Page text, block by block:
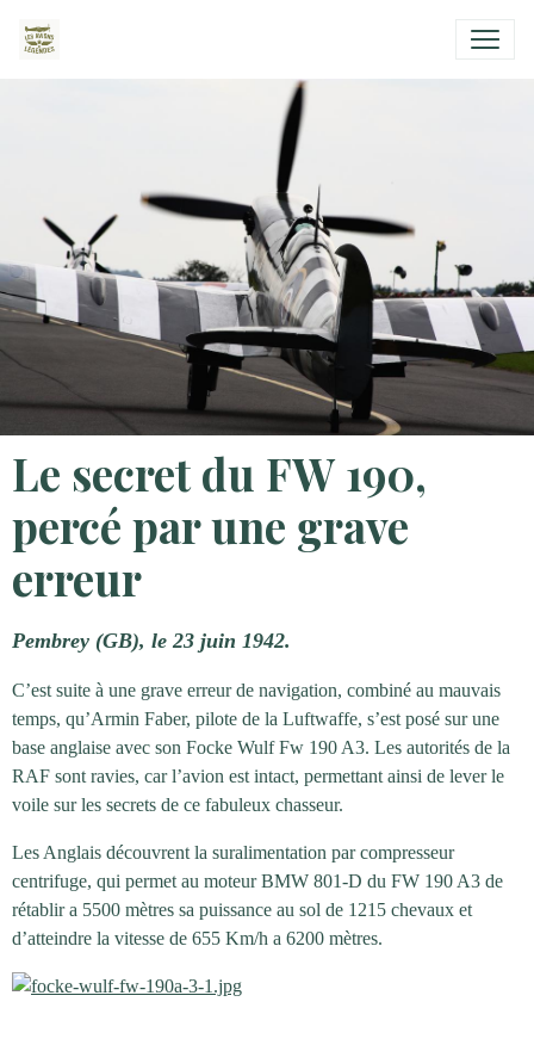
Le secret du FW 190,
percé par une grave
erreur
Pembrey (GB), le 23 juin 1942.
C’est suite à une grave erreur de navigation, combiné au mauvais
temps, qu’Armin Faber, pilote de la Luftwaffe, s’est posé sur une
base anglaise avec son Focke Wulf Fw 190 A3. Les autorités de la
RAF sont ravies, car l’avion est intact, permettant ainsi de lever le
voile sur les secrets de ce fabuleux chasseur.
Les Anglais découvrent la suralimentation par compresseur
centrifuge, qui permet au moteur BMW 801-D du FW 190 A3 de
rétablir a 5500 mètres sa puissance au sol de 1215 chevaux et
d’atteindre la vitesse de 655 Km/h a 6200 mètres.